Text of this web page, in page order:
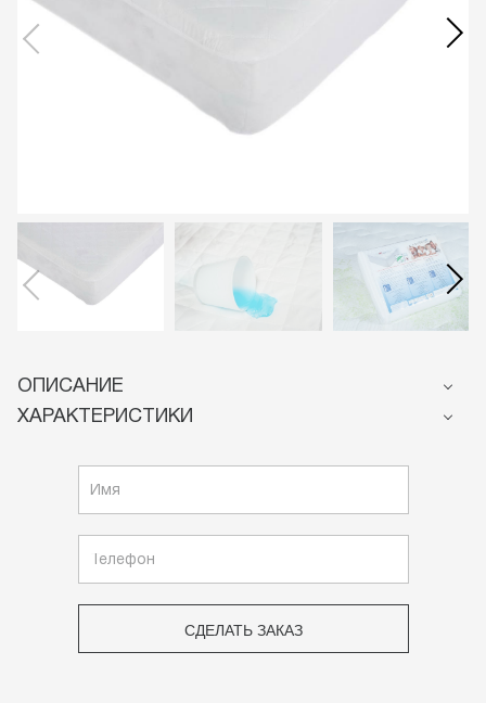
ОПИСАНИЕ
ХАРАКТЕРИСТИКИ
СДЕЛАТЬ ЗАКАЗ